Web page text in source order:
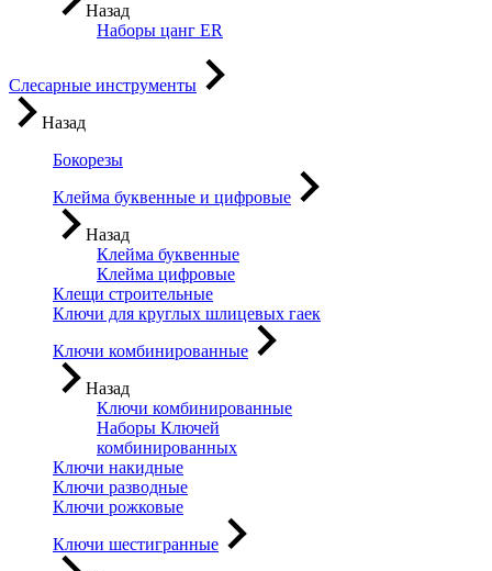
Назад
Наборы цанг ER
Слесарные инструменты
Назад
Бокорезы
Клейма буквенные и цифровые
Назад
Клейма буквенные
Клейма цифровые
Клещи строительные
Ключи для круглых шлицевых гаек
Ключи комбинированные
Назад
Ключи комбинированные
Наборы Ключей
комбинированных
Ключи накидные
Ключи разводные
Ключи рожковые
Ключи шестигранные